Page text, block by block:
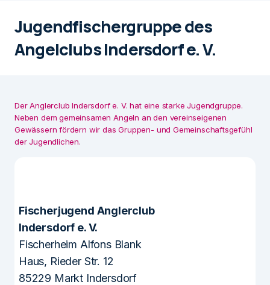
Jugendfischergruppe des
Angelclubs Indersdorf e. V.
Der Anglerclub Indersdorf e. V. hat eine starke Jugendgruppe.
Neben dem gemeinsamen Angeln an den vereinseigenen
Gewässern fördern wir das Gruppen- und Gemeinschaftsgefühl
der Jugendlichen.
Fischerjugend Anglerclub
Indersdorf e. V.
Fischerheim Alfons Blank
Haus, Rieder Str. 12
85229 Markt Indersdorf